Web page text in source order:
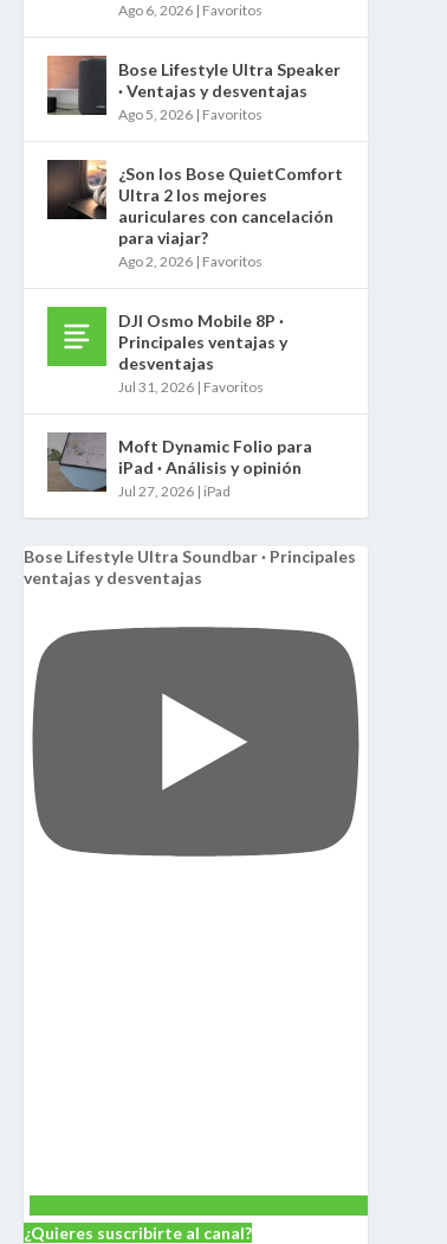
Ago 6, 2026 | Favoritos
Bose Lifestyle Ultra Speaker
· Ventajas y desventajas
Ago 5, 2026 | Favoritos
¿Son los Bose QuietComfort
Ultra 2 los mejores
auriculares con cancelación
para viajar?
Ago 2, 2026 | Favoritos
DJI Osmo Mobile 8P ·
Principales ventajas y
desventajas
Jul 31, 2026 | Favoritos
Moft Dynamic Folio para
iPad · Análisis y opinión
Jul 27, 2026 | iPad
Bose Lifestyle Ultra Soundbar · Principales
ventajas y desventajas
¿Quieres suscribirte al canal?